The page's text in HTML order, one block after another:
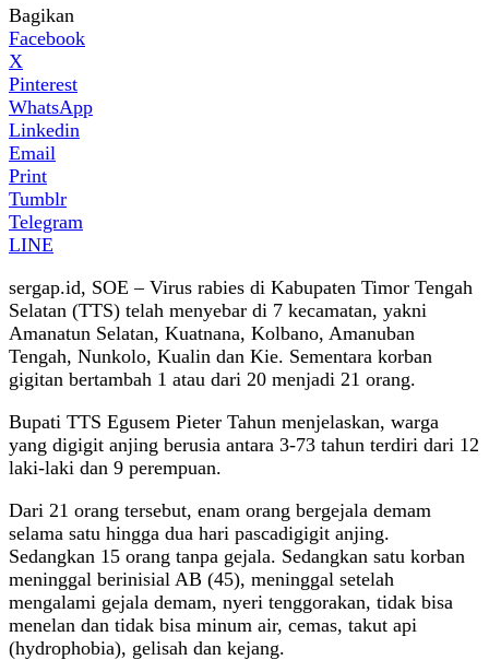
Bagikan
Facebook
X
Pinterest
WhatsApp
Linkedin
Email
Print
Tumblr
Telegram
LINE
sergap.id, SOE – Virus rabies di Kabupaten Timor Tengah
Selatan (TTS) telah menyebar di 7 kecamatan, yakni
Amanatun Selatan, Kuatnana, Kolbano, Amanuban
Tengah, Nunkolo, Kualin dan Kie. Sementara korban
gigitan bertambah 1 atau dari 20 menjadi 21 orang.
Bupati TTS Egusem Pieter Tahun menjelaskan, warga
yang digigit anjing berusia antara 3-73 tahun terdiri dari 12
laki-laki dan 9 perempuan.
Dari 21 orang tersebut, enam orang bergejala demam
selama satu hingga dua hari pascadigigit anjing.
Sedangkan 15 orang tanpa gejala. Sedangkan satu korban
meninggal berinisial AB (45), meninggal setelah
mengalami gejala demam, nyeri tenggorakan, tidak bisa
menelan dan tidak bisa minum air, cemas, takut api
(hydrophobia), gelisah dan kejang.